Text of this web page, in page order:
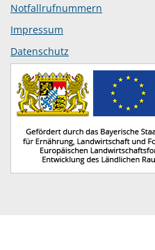
Notfallrufnummern
Impressum
Datenschutz